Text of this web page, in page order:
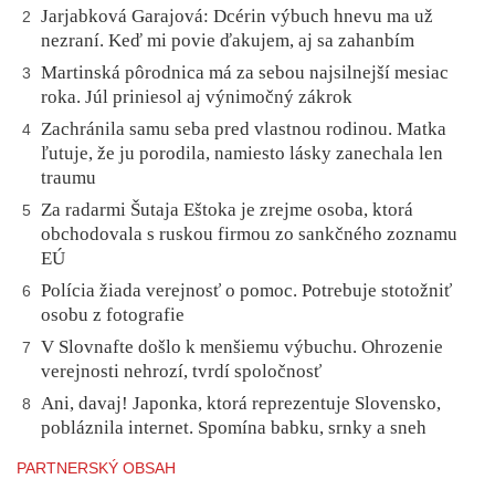
2
Jarjabková Garajová: Dcérin výbuch hnevu ma už
nezraní. Keď mi povie ďakujem, aj sa zahanbím
3
Martinská pôrodnica má za sebou najsilnejší mesiac
roka. Júl priniesol aj výnimočný zákrok
4 Zachránila samu seba pred vlastnou rodinou. Matka
ľutuje, že ju porodila, namiesto lásky zanechala len
traumu
5
Za radarmi Šutaja Eštoka je zrejme osoba, ktorá
obchodovala s ruskou firmou zo sankčného zoznamu
EÚ
6
Polícia žiada verejnosť o pomoc. Potrebuje stotožniť
osobu z fotografie
7
V Slovnafte došlo k menšiemu výbuchu. Ohrozenie
verejnosti nehrozí, tvrdí spoločnosť
8
Ani, davaj! Japonka, ktorá reprezentuje Slovensko,
pobláznila internet. Spomína babku, srnky a sneh
PARTNERSKÝ OBSAH